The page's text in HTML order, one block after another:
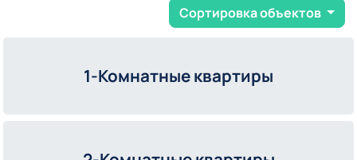
Сортировка объектов
1-Комнатные квартиры